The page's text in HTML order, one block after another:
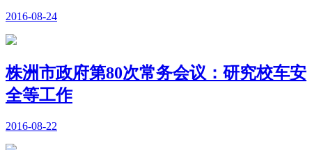
2016-08-24
株洲市政府第80次常务会议：研究校车安
全等工作
2016-08-22